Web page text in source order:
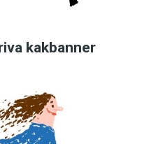
kakbanner